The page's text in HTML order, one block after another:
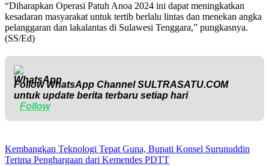
“Diharapkan Operasi Patuh Anoa 2024 ini dapat meningkatkan
kesadaran masyarakat untuk tertib berlalu lintas dan menekan angka
pelanggaran dan lakalantas di Sulawesi Tenggara,” pungkasnya.
(SS/Ed)
Follow WhatsApp ChannelSULTRASATU.COM
untuk update berita terbaru setiap hari
Follow
Kembangkan Teknologi Tepat Guna, Bupati Konsel Surunuddin
Terima Penghargaan dari Kemendes PDTT